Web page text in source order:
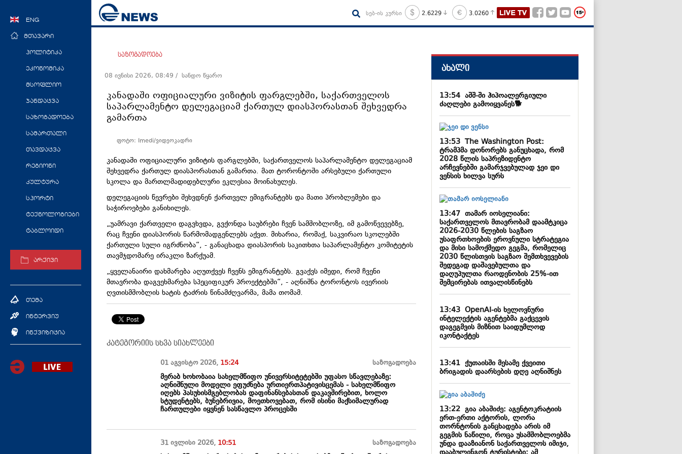
ENG
მთავარი
პოლიტიკა
ეკონომიკა
მსოფლიო
ჯანდაცვა
საზოგადოება
სამართალი
თავდაცვა
რეგიონი
კულტურა
სპორტი
ტექნოლოგიები
ტაბლოიდი
არქივი
თემა
ინტერვიუ
ინქვიზიცია
სებ-ის კურსი 2.6229 3.0260
საზოგადოება
08 ივნისი 2026, 08:49 / სანდო წყარო
კანადაში ოფიციალური ვიზიტის ფარგლებში, საქართველოს
საპარლამენტო დელეგაციამ ქართულ დიასპორასთან შეხვედრა
გამართა
ფოტო: Imedi/ვიდეოკადრი
კანადაში ოფიციალური ვიზიტის ფარგლებში, საქართველოს საპარლამენტო დელეგაციამ
შეხვედრა ქართულ დიასპორასთან გამართა. მათ ტორონტოში არსებული ქართული
სკოლა და მართლმადიდებლური ეკლესია მოინახულეს.
დელეგაციის წევრები შეხვდნენ ქართველ ემიგრანტებს და მათი პრობლემები და
საჭიროებები განიხილეს.
„უამრავი ქართველი დაგვხვდა, გვქონდა საუბრები ჩვენ სამშობლოზე, იმ გამოწვევებზე,
რაც ჩვენი დიასპორის წარმომადგენლებს აქვთ. მიხარია, რომაქ, საკვირაო სკოლებში
ქართული სული იგრძნობა“, - განაცხადა დიასპორის საკითხთა საპარლამენტო კომიტეტის
თავმჯდომარე ირაკლი ზარქუამ.
„ყველანაირი დახმარება აღუთქვეს ჩვენს ემიგრანტებს. გვაქვს იმედი, რომ ჩვენი
მთავრობა დაგვეხმარება სპეციფიკურ პროექტებში“, - აღნიშნა ტორონტოს ივერიის
ღვთისმშობლის ხატის ტაძრის წინამძღვარმა, მამა თომამ.
კატეგორიის სხვა სიახლეები
01 აგვისტო 2026, 15:24 საზოგადოება
მერაბ ხოხობაია სახელმწიფო უნივერსიტეტებში უფასო სწავლებაზე:
აღნიშნული მოდელი ეფუძნება ურთიერთპატივისცემას - სახელმწიფო
იღებს პასუხისმგებლობას დაფინანსებასთან დაკავშირებით, ხოლო
სტუდენტებს, ბუნებრივია, მოეთხოვებათ, რომ ისინი მაქსიმალურად
ჩართულები იყვნენ სასწავლო პროცესში
31 ივლისი 2026, 10:51 საზოგადოება
ახალი
13:54აშშ-ში ჰიპოალერგიული
ძაღლები გამოიყვანეს🐕
13:53The Washington Post:
ტრამპმა დონორებს განუცხადა, რომ
2028 წლის საპრეზიდენტო
არჩევნებში გამარჯვებულად ჯეი დი
ვენსის ხილვა სურს
13:47თამარ იოსელიანი:
საქართველოს მთავრობამ დაამტკიცა
2026-2030 წლების საგზაო
უსაფრთხოების ეროვნული სტრატეგია
და მისი სამოქმედო გეგმა, რომელიც
2030 წლისთვის საგზაო შემთხვევების
შედეგად დაშავებულთა და
დაღუპულთა რაოდენობის 25%-ით
შემცირებას ითვალისწინებს
13:43OpenAI-ის ხელოვნური
ინტელექტის აგენტებმა გაქცევის
დაგეგმვის მიზნით საიდუმლოდ
იკონტაქტეს
13:41ქუთაისში მესამე ქვეითი
ბრიგადის დაარსების დღე აღნიშნეს
13:22გია აბაშიძე: აგენტოკრატიის
ერთ-ერთი აქტორის, ლორა
თორნტონის განცხადება არის იმ
გეგმის ნაწილი, როცა უსამშობლოებმა
უნდა დააზიანონ საქართველოს იმიჯი,